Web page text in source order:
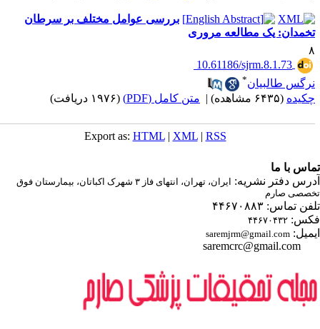
بررسی عوامل مختلف بر سرطان
یک مطالعه مروری
‎ 10.61186/sjrm.8.1.73
طالبیان *
(۶۴۳۵ مشاهده) | متن کامل (PDF) (۱۹۷۶ دریافت)
Export as:HTML |XML|RSS
با ما
دفتر نشریه:
ایران، تهران، انتهای فاز ۳ شهرک اکباتان، بیمارستان فوق
صارم
تماس: ۴۴۶۷۰۸۸۳
۴۴۶۷۰۴۳۲
saremjrm@gmail.com
saremcrc@gmail.com